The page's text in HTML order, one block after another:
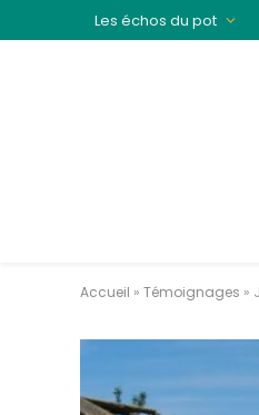
Les échos du pot
Accueil » Témoignages »